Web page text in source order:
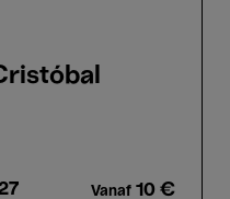
Vanaf 10 €